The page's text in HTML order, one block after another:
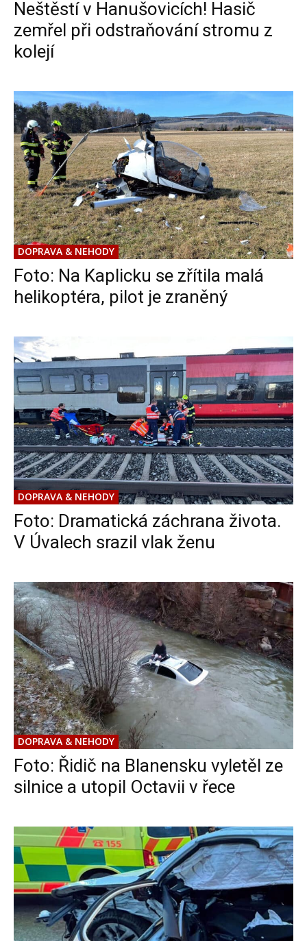
Neštěstí v Hanušovicích! Hasič
zemřel při odstraňování stromu z
kolejí
DOPRAVA & NEHODY
Foto: Na Kaplicku se zřítila malá
helikoptéra, pilot je zraněný
DOPRAVA & NEHODY
Foto: Dramatická záchrana života.
V Úvalech srazil vlak ženu
DOPRAVA & NEHODY
Foto: Řidič na Blanensku vyletěl ze
silnice a utopil Octavii v řece